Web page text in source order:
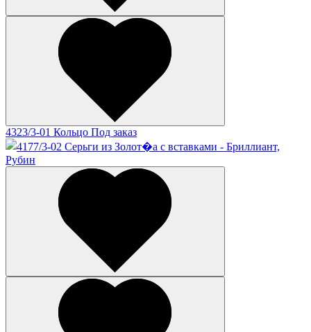
4323/3-01 Кольцо Под заказ